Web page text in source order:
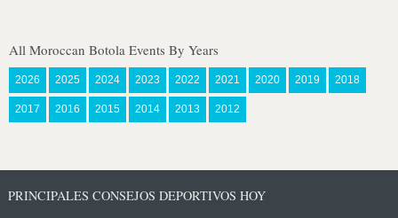
All Moroccan Botola Events By Years
2026 2025 2024 2023 2022 2021 2020 2019 2018
2017 2016 2015 2014 2013 2012
PRINCIPALES CONSEJOS DEPORTIVOS HOY